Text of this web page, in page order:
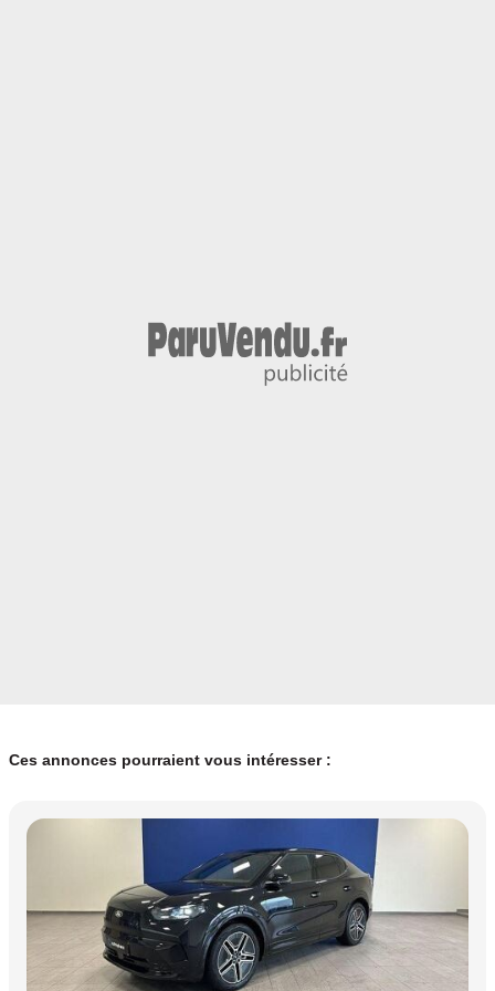
Ces annonces pourraient vous intéresser :